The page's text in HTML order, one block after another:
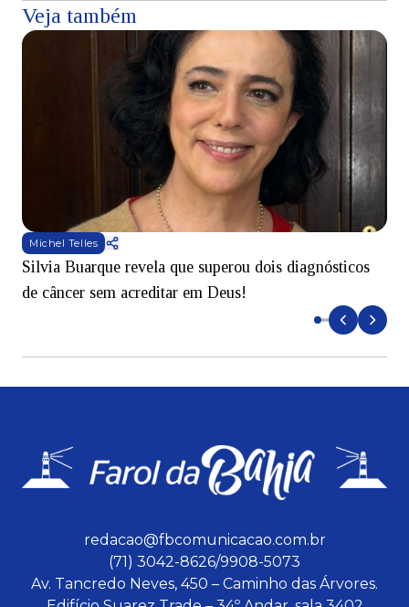
Veja também
Michel Telles
Silvia Buarque revela que superou dois diagnósticos
de câncer sem acreditar em Deus!
redacao@fbcomunicacao.com.br
(71) 3042-8626/9908-5073
Av. Tancredo Neves, 450 – Caminho das Árvores.